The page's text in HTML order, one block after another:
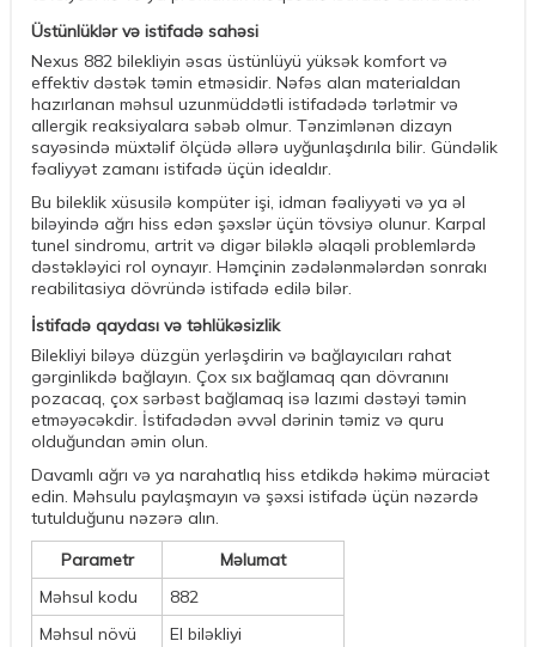
Üstünlüklər və istifadə sahəsi
Nexus 882 bilekliyin əsas üstünlüyü yüksək komfort və
effektiv dəstək təmin etməsidir. Nəfəs alan materialdan
hazırlanan məhsul uzunmüddətli istifadədə tərlətmir və
allergik reaksiyalara səbəb olmur. Tənzimlənən dizayn
sayəsində müxtəlif ölçüdə əllərə uyğunlaşdırıla bilir. Gündəlik
fəaliyyət zamanı istifadə üçün idealdır.
Bu bileklik xüsusilə kompüter işi, idman fəaliyyəti və ya əl
biləyində ağrı hiss edən şəxslər üçün tövsiyə olunur. Karpal
tunel sindromu, artrit və digər biləklə əlaqəli problemlərdə
dəstəkləyici rol oynayır. Həmçinin zədələnmələrdən sonrakı
reabilitasiya dövründə istifadə edilə bilər.
İstifadə qaydası və təhlükəsizlik
Bilekliyi biləyə düzgün yerləşdirin və bağlayıcıları rahat
gərginlikdə bağlayın. Çox sıx bağlamaq qan dövranını
pozacaq, çox sərbəst bağlamaq isə lazımi dəstəyi təmin
etməyəcəkdir. İstifadədən əvvəl dərinin təmiz və quru
olduğundan əmin olun.
Davamlı ağrı və ya narahatlıq hiss etdikdə həkimə müraciət
edin. Məhsulu paylaşmayın və şəxsi istifadə üçün nəzərdə
tutulduğunu nəzərə alın.
Parametr
Məlumat
Məhsul kodu
882
Məhsul növü
El biləkliyi